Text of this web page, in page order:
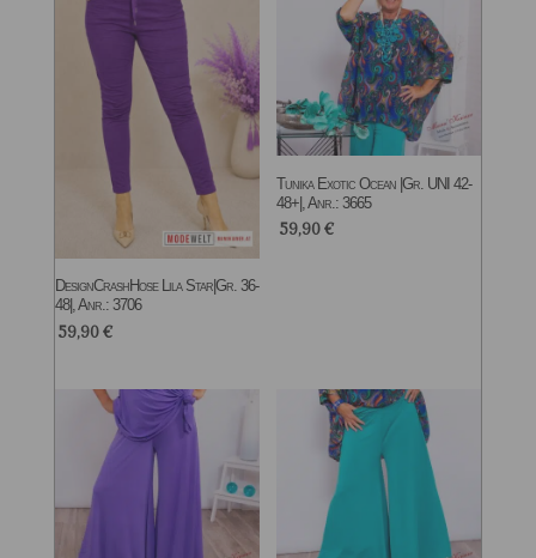
DesignCrashHose Lila Star|Gr. 36-
48|, Anr.: 3706
59,90€
Tunika Exotic Ocean |Gr. UNI 42-
48+|, Anr.: 3665
59,90€